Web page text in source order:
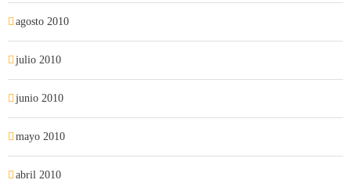
agosto 2010
julio 2010
junio 2010
mayo 2010
abril 2010